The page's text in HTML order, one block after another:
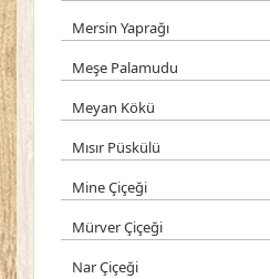
Mersin Yaprağı
Meşe Palamudu
Meyan Kökü
Mısır Püskülü
Mine Çiçeği
Mürver Çiçeği
Nar Çiçeği